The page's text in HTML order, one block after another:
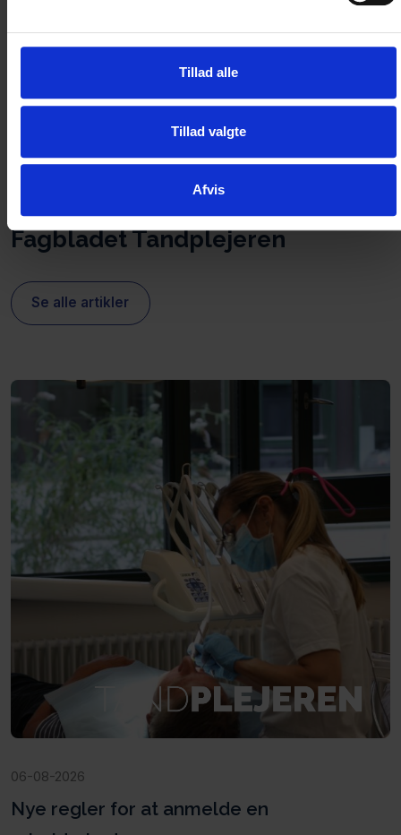
Tillad alle
Tillad valgte
Afvis
Åbent for medlemmer
10 sep 2026 - 11 sep 2026 10:00 - 15:30
Fagbladet Tandplejeren
Se alle artikler
06-08-2026
Nye regler for at anmelde en